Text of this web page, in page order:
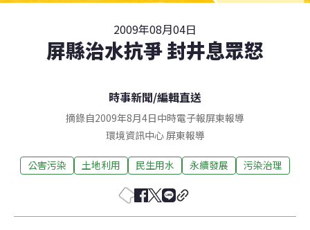
2009年08月04日
屏縣治水抗爭 封井息眾怒
時事新聞/編輯直送
摘錄自2009年8月4日中時電子報屏東報導
環境資訊中心 屏東報導
公害污染 土地利用 民生用水 永續發展 污染治理